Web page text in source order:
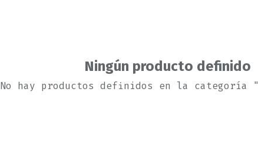
Ningún producto definido
No hay productos definidos en la categoría "